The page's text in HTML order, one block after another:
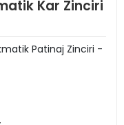
Kar Zinciri
Patinaj Zinciri -